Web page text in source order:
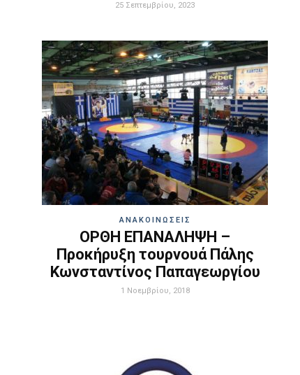
25 Σεπτεμβρίου, 2023
ΑΝΑΚΟΙΝΩΣΕΙΣ
ΟΡΘΗ ΕΠΑΝΑΛΗΨΗ –
Προκήρυξη τουρνουά Πάλης
Κωνσταντίνος Παπαγεωργίου
1 Νοεμβρίου, 2018